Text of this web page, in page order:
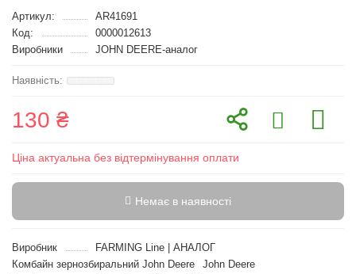
Артикул:
AR41691
Код:
0000012613
Виробники
JOHN DEERE-аналог
130 ₴
Ціна актуальна без відтермінування оплати
Немає в наявності
Виробник
FARMING Line | АНАЛОГ
Комбайн зернозбиральний John Deere
John Deere